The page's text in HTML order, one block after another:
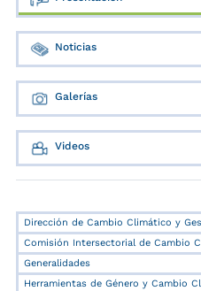
Noticias
Galerías
Videos
Dirección de Cambio Climático y
Comisión Intersectorial de Cambio
Generalidades
Herramientas de Género y Cambio